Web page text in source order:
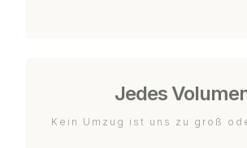
Jedes
Kein Umzug ist uns zu groß